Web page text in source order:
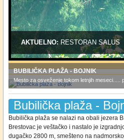
AKTUELNO:RESTORAN SALUS
BUBILIČKA PLAŽA - BOJNIK
Mesto za osveženje tokom letnjih meseci.....
Bubilička plaža -
Bubilička plaža se nalazi na obali jezera
Brestovac je veštačko i nastalo je
dugačko 2800 m, smešteno na